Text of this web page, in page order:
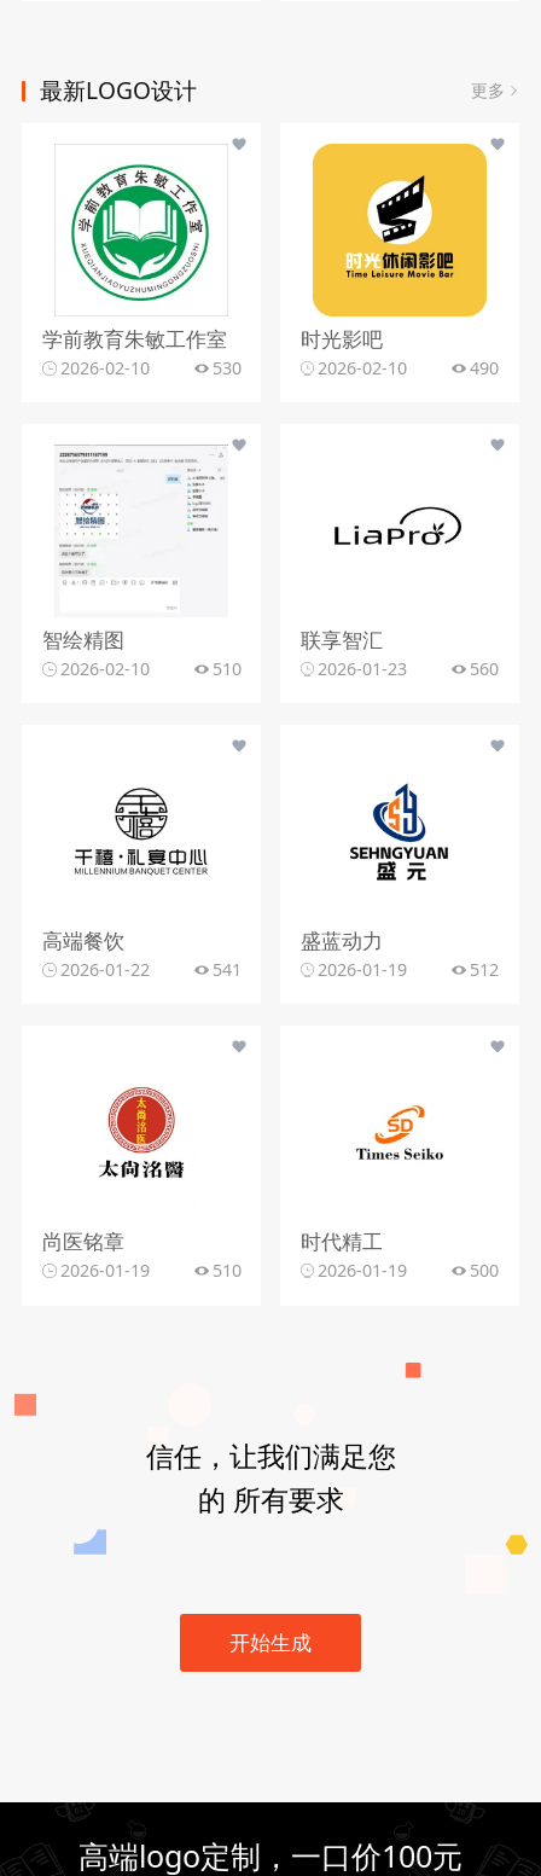
最新LOGO设计 更多
学前教育朱敏工作室
2026-02-10 530
时光影吧
2026-02-10 490
智绘精图
2026-02-10 510
联享智汇
2026-01-23 560
高端餐饮
2026-01-22 541
盛蓝动力
2026-01-19 512
尚医铭章
2026-01-19 510
时代精工
2026-01-19 500
信任，让我们满足您
的 所有要求
开始生成
高端logo定制，一口价100元